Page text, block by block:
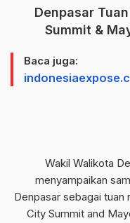
Denpasar
Summit &
Baca juga:
Wakil Walikota
menyampaikan
Denpasar sebagai tuan
City Summit and